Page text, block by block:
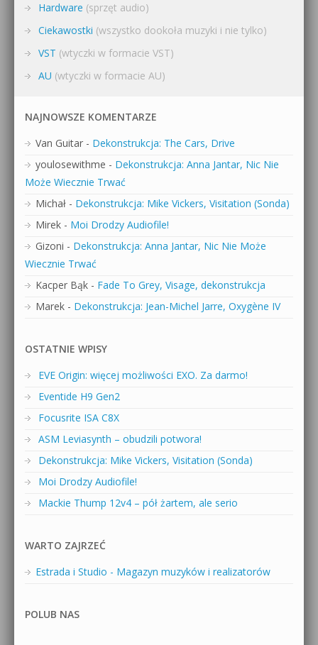
Hardware (sprzęt audio)
Ciekawostki (wszystko dookoła muzyki i nie tylko)
VST (wtyczki w formacie VST)
AU (wtyczki w formacie AU)
NAJNOWSZE KOMENTARZE
Van Guitar - Dekonstrukcja: The Cars, Drive
youlosewithme - Dekonstrukcja: Anna Jantar, Nic Nie
Może Wiecznie Trwać
Michał - Dekonstrukcja: Mike Vickers, Visitation (Sonda)
Mirek - Moi Drodzy Audiofile!
Gizoni - Dekonstrukcja: Anna Jantar, Nic Nie Może
Wiecznie Trwać
Kacper Bąk - Fade To Grey, Visage, dekonstrukcja
Marek - Dekonstrukcja: Jean-Michel Jarre, Oxygène IV
OSTATNIE WPISY
EVE Origin: więcej możliwości EXO. Za darmo!
Eventide H9 Gen2
Focusrite ISA C8X
ASM Leviasynth – obudzili potwora!
Dekonstrukcja: Mike Vickers, Visitation (Sonda)
Moi Drodzy Audiofile!
Mackie Thump 12v4 – pół żartem, ale serio
WARTO ZAJRZEĆ
Estrada i Studio - Magazyn muzyków i realizatorów
POLUB NAS